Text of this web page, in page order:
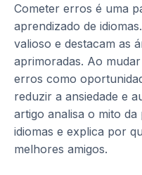
Cometer erros é uma
aprendizado de
valioso e destacam as
aprimoradas. Ao
erros como
reduzir a ansiedade e
artigo analisa o mito
idiomas e explica por
melhores amigos.